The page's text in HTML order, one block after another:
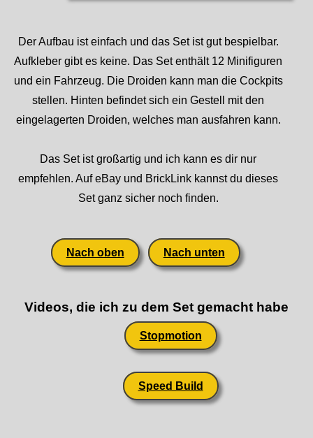
Der Aufbau ist einfach und das Set ist gut bespielbar.
Aufkleber gibt es keine. Das Set enthält 12 Minifiguren
und ein Fahrzeug. Die Droiden kann man die Cockpits
stellen. Hinten befindet sich ein Gestell mit den
eingelagerten Droiden, welches man ausfahren kann.
Das Set ist großartig und ich kann es dir nur
empfehlen. Auf eBay und BrickLink kannst du dieses
Set ganz sicher noch finden.
Nach oben Nach unten
Videos, die ich zu dem Set gemacht habe
Stopmotion
Speed Build